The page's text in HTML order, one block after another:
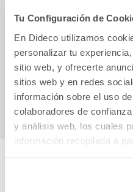
Tu Configuración de
En Dideco utilizamos
personalizar tu
sitio web, y ofrecerte
sitios web y en redes
información sobre el uso
colaboradores de
y análisis web, los cuales
información recopilada a
Cómo vender una
casa encantada
11,95€
Comprar